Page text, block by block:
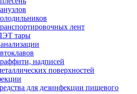
лент
тары
надписей
поверхностей
для дезинфекции пищевого